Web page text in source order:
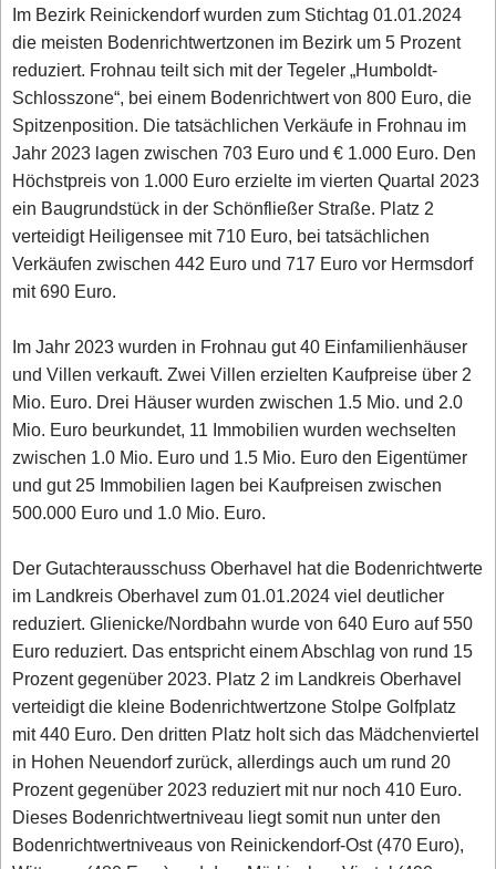
Im Bezirk Reinickendorf wurden zum Stichtag 01.01.2024
die meisten Bodenrichtwertzonen im Bezirk um 5 Prozent
reduziert. Frohnau teilt sich mit der Tegeler „Humboldt-
Schlosszone“, bei einem Bodenrichtwert von 800 Euro, die
Spitzenposition. Die tatsächlichen Verkäufe in Frohnau im
Jahr 2023 lagen zwischen 703 Euro und € 1.000 Euro. Den
Höchstpreis von 1.000 Euro erzielte im vierten Quartal 2023
ein Baugrundstück in der Schönfließer Straße. Platz 2
verteidigt Heiligensee mit 710 Euro, bei tatsächlichen
Verkäufen zwischen 442 Euro und 717 Euro vor Hermsdorf
mit 690 Euro.
Im Jahr 2023 wurden in Frohnau gut 40 Einfamilienhäuser
und Villen verkauft. Zwei Villen erzielten Kaufpreise über 2
Mio. Euro. Drei Häuser wurden zwischen 1.5 Mio. und 2.0
Mio. Euro beurkundet, 11 Immobilien wurden wechselten
zwischen 1.0 Mio. Euro und 1.5 Mio. Euro den Eigentümer
und gut 25 Immobilien lagen bei Kaufpreisen zwischen
500.000 Euro und 1.0 Mio. Euro.
Der Gutachterausschuss Oberhavel hat die Bodenrichtwerte
im Landkreis Oberhavel zum 01.01.2024 viel deutlicher
reduziert. Glienicke/Nordbahn wurde von 640 Euro auf 550
Euro reduziert. Das entspricht einem Abschlag von rund 15
Prozent gegenüber 2023. Platz 2 im Landkreis Oberhavel
verteidigt die kleine Bodenrichtwertzone Stolpe Golfplatz
mit 440 Euro. Den dritten Platz holt sich das Mädchenviertel
in Hohen Neuendorf zurück, allerdings auch um rund 20
Prozent gegenüber 2023 reduziert mit nur noch 410 Euro.
Dieses Bodenrichtwertniveau liegt somit nun unter den
Bodenrichtwertniveaus von Reinickendorf-Ost (470 Euro),